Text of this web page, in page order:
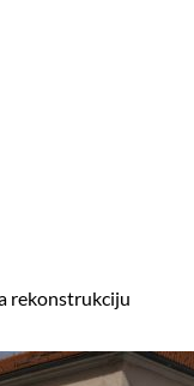
rekonstrukciju